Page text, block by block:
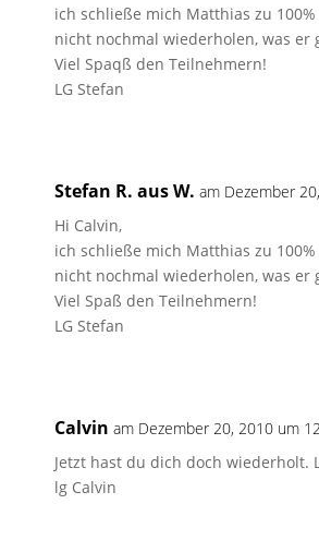
ich schließe mich Matthias zu
nicht nochmal wiederholen, was er
Viel Spaqß den Teilnehmern!
LG Stefan
Stefan R. aus W. am Dezember
Hi Calvin,
ich schließe mich Matthias zu
nicht nochmal wiederholen, was er
Viel Spaß den Teilnehmern!
LG Stefan
Calvin am Dezember 20, 2010 um
Jetzt hast du dich doch wiederholt.
lg Calvin